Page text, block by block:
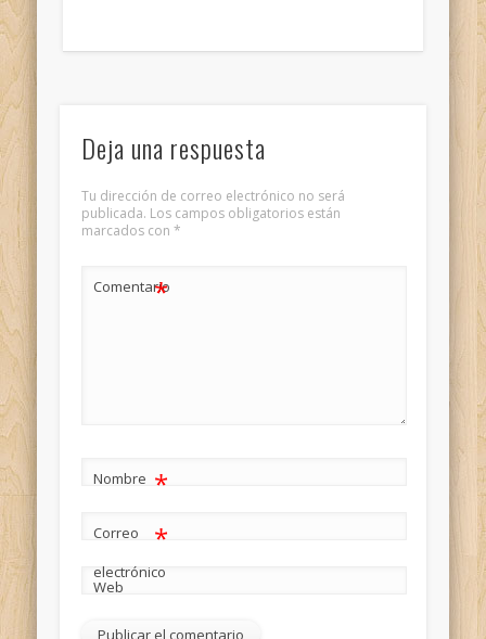
Deja una respuesta
Tu dirección de correo electrónico no será
publicada. Los campos obligatorios están
marcados con *
Comentario
*
Nombre *
Correo
electrónico
*
Web